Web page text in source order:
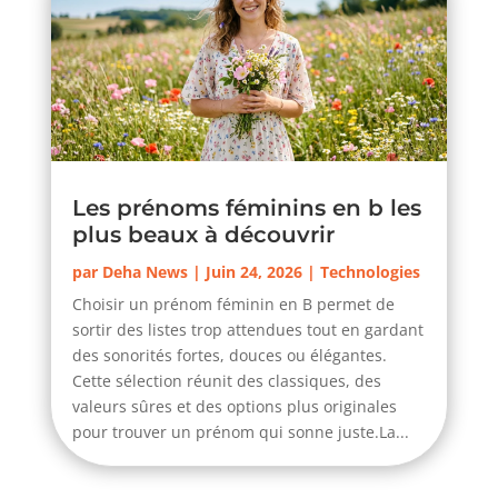
Les prénoms féminins en b les
plus beaux à découvrir
par Deha News| Juin 24, 2026| Technologies
Choisir un prénom féminin en B permet de
sortir des listes trop attendues tout en gardant
des sonorités fortes, douces ou élégantes.
Cette sélection réunit des classiques, des
valeurs sûres et des options plus originales
pour trouver un prénom qui sonne juste.La...